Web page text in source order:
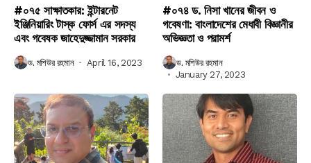
#০৭৫ সাক্ষাতকার: ইন্টারনেট
ইঞ্জিনিয়ারিং টাস্ক ফোর্স এর সদস্য
এবং গবেষক জাহেদুজ্জামান সরকার
ড. মশিউর রহমান April 16, 2023
#০৭৪ ড. নিসা খানের জীবন ও
গবেষণা: বাংলাদেশের মেধাবী বিজ্ঞানীর
অভিজ্ঞতা ও পরামর্শ
ড. মশিউর রহমান
January 27, 2023